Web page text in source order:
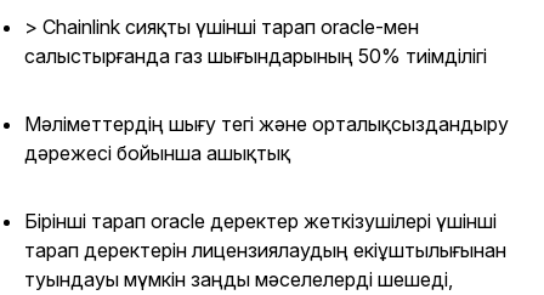
> Chainlink сияқты үшінші тарап oracle-мен
салыстырғанда газ шығындарының 50% тиімділігі
Мәліметтердің шығу тегі және орталықсыздандыру
дәрежесі бойынша ашықтық
Бірінші тарап oracle деректер жеткізушілері үшінші
тарап деректерін лицензиялаудың екіұштылығынан
туындауы мүмкін заңды мәселелерді шешеді,